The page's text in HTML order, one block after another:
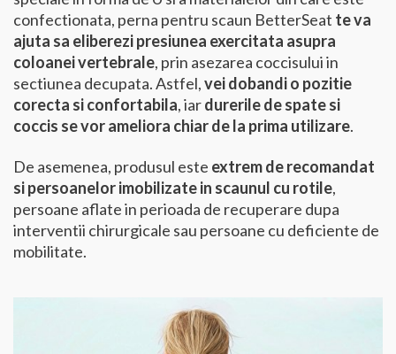
confectionata, perna pentru scaun BetterSeat te va
ajuta sa eliberezi presiunea exercitata asupra
coloanei vertebrale, prin asezarea coccisului in
sectiunea decupata. Astfel,vei dobandi o pozitie
corecta si confortabila, iardurerile de spate si
coccis se vor ameliora chiar de la prima utilizare.
De asemenea, produsul este extrem de recomandat
si persoanelor imobilizate in scaunul cu rotile,
persoane aflate in perioada de recuperare dupa
interventii chirurgicale sau persoane cu deficiente de
mobilitate.